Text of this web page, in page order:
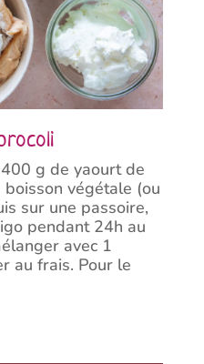
g de yaourt de
végétale (ou
sur une passoire,
pendant 24h au
avec 1
au frais. Pour le